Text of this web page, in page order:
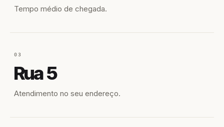
Tempo médio de chegada.
03
Rua 5
Atendimento no seu endereço.